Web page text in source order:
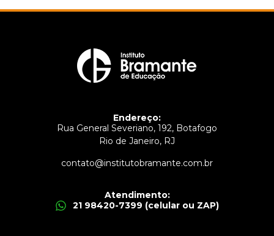
Endereço:
Rua General Severiano, 192, Botafogo
Rio de Janeiro, RJ
contato@institutobramante.com.br
Atendimento:
21 98420-7399 (celular ou ZAP)